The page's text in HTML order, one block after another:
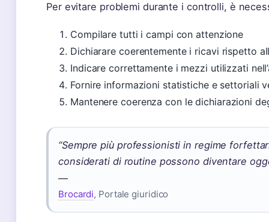
Per evitare problemi durante i controlli, è
Compilare tutti i campi con attenzione
Dichiarare coerentemente i ricavi rispetto
Indicare correttamente i mezzi utilizzati
Fornire informazioni statistiche e settoriali
Mantenere coerenza con le dichiarazioni
“Sempre più professionisti in regime
considerati di routine possono diventare
—
Brocardi, Portale giuridico